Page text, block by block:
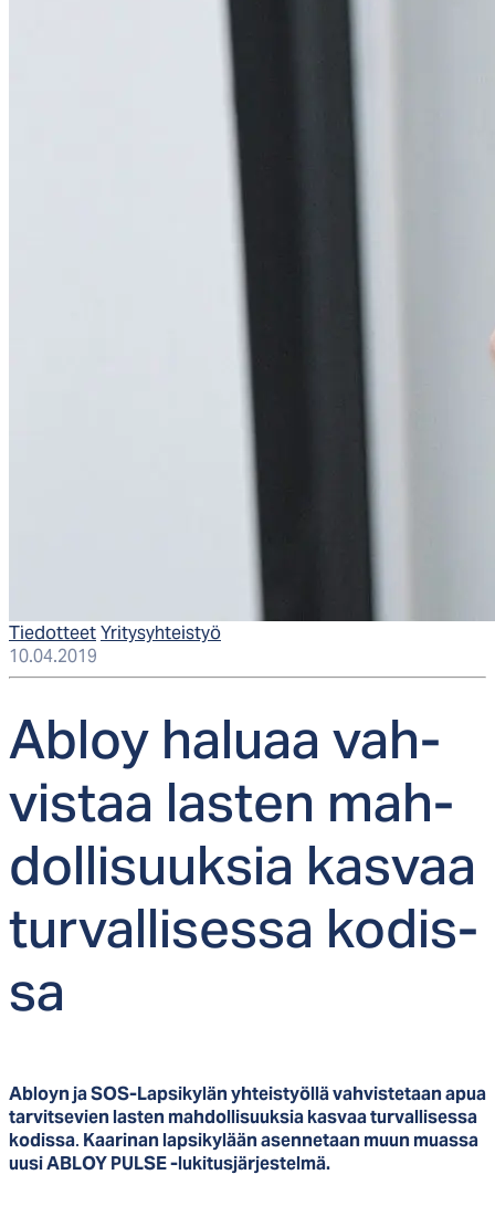
TiedotteetYritysyhteistyö
10.04.2019
Ab­loy ha­luaa vah­
vis­taa las­ten mah­
dol­li­suuk­sia kas­vaa
tur­val­li­ses­sa ko­dis­
sa
Abloyn ja SOS-Lapsikylän yhteistyöllä vahvistetaan apua
tarvitsevien lasten mahdollisuuksia kasvaa turvallisessa
kodissa. Kaarinan lapsikylään asennetaan muun muassa
uusi ABLOY PULSE -lukitusjärjestelmä.